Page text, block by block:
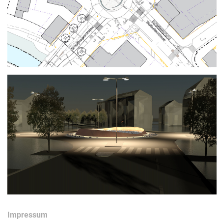
Impressum